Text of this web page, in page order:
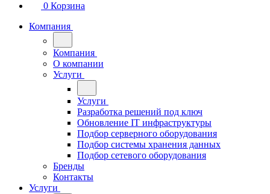
0 Корзина
Компания
Компания
О компании
Услуги
Услуги
Разработка решений под ключ
Обновление IT инфраструктуры
Подбор серверного оборудования
Подбор системы хранения данных
Подбор сетевого оборудования
Бренды
Контакты
Услуги